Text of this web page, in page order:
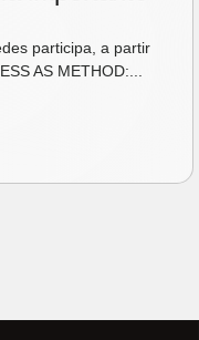
participa, a partir
AS METHOD:...